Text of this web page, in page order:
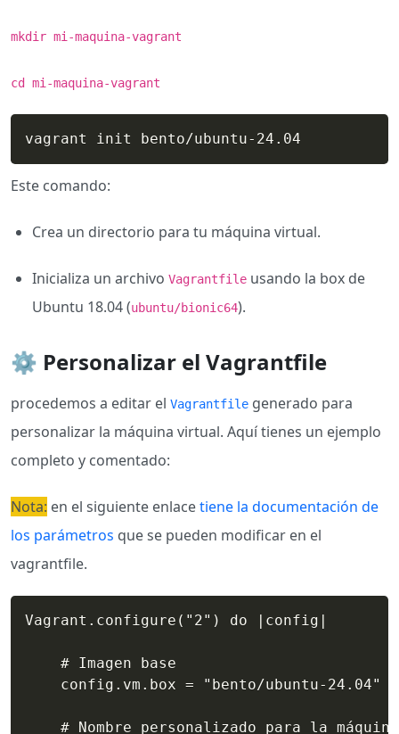
mkdir mi-maquina-vagrant
cd mi-maquina-vagrant
vagrant init bento/ubuntu-24.04
Este comando:
Crea un directorio para tu máquina virtual.
Inicializa un archivo Vagrantfile usando la box de
Ubuntu 18.04 (ubuntu/bionic64).
⚙️ Personalizar el Vagrantfile
procedemos a editar el Vagrantfile generado para
personalizar la máquina virtual. Aquí tienes un ejemplo
completo y comentado:
Nota: en el siguiente enlacetiene la documentación de
los parámetros que se pueden modificar en el
vagrantfile.
Vagrant.configure("2") do |config|
    # Imagen base
    config.vm.box = "bento/ubuntu-24.04"
# Nombre personalizado para la